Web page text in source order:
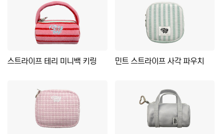
스트라이프 테리 미니백 키링 민트 스트라이프 사각 파우치